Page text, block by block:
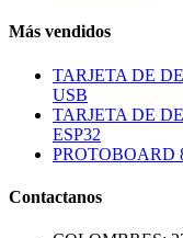
Más vendidos
TARJETA DE
USB
TARJETA DE
ESP32
PROTOBOARD
Contactanos